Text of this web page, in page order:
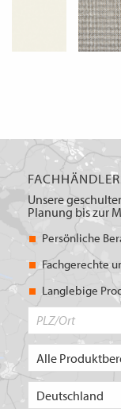
Unsere
Planung bis zur
Persönliche
Fachgerechte
Langlebige